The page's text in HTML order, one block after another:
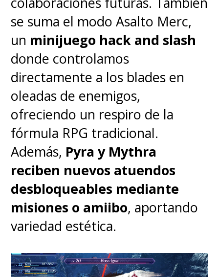
Donde la película falla es en
su notorio esfuerzo por tratar
de apelar a las audiencias
modernas, como su
referencia al té boba o una
secuencia de influencers de
TikTok que se olvida
rápidamente. Por ello, marcha
mejor cuando captura la esencia
delslapsticky la comedia
absurda que inmortalizó a estos
personajes. Si algo funciona,
no lo cambies. Ver explotar al
pato al masticar un chicle
explosivo nunca falla.
se suma el modo Asalto Merc,
un minijuego hack and slash
donde controlamos
directamente a los blades en
oleadas de enemigos,
ofreciendo un respiro de la
fórmula RPG tradicional.
Además, Pyra y Mythra
reciben nuevos atuendos
desbloqueables mediante
misiones o amiibo, aportando
variedad estética.